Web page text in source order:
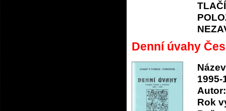
Denní úvahy
1995-
Autor:
Rok